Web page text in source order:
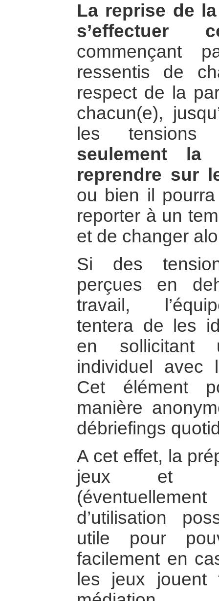
La reprise de
s’effectuer
commençant
ressentis de
respect de la
chacun(e),
les
seulement la
reprendre sur
ou bien il
reporter à un
et de changer
Si des
perçues en
travail,
tentera de les
en sollicitant
individuel avec
Cet élément
manière
débriefings
A cet effet, la
jeux et
d’utilisation
utile pour
facilement en
les jeux